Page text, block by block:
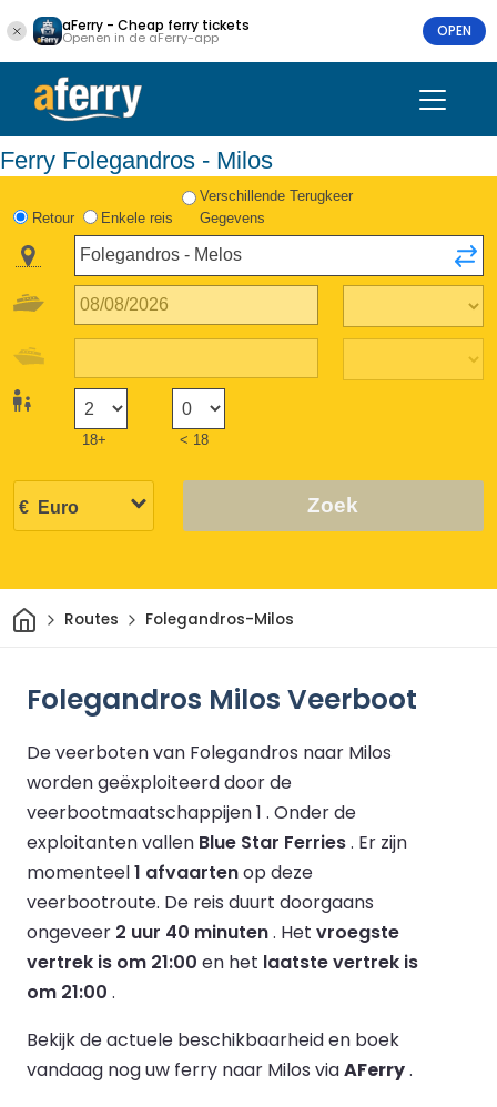
aFerry - Cheap ferry tickets
Openen in de aFerry-app OPEN
Ferry Folegandros - Milos
Retour Enkele reis
Verschillende Terugkeer
Gegevens
18+ < 18
Zoek
ThuisRoutes Folegandros-Milos
Folegandros Milos Veerboot
De veerboten van Folegandros naar Milos
worden geëxploiteerd door de
veerbootmaatschappijen 1 . Onder de
exploitanten vallen Blue Star Ferries. Er zijn
momenteel1 afvaartenop deze
veerbootroute. De reis duurt doorgaans
ongeveer 2 uur 40 minuten. Het vroegste
vertrek is om 21:00 en het laatste vertrek is
om 21:00 .
Bekijk de actuele beschikbaarheid en boek
vandaag nog uw ferry naar Milos viaAFerry.